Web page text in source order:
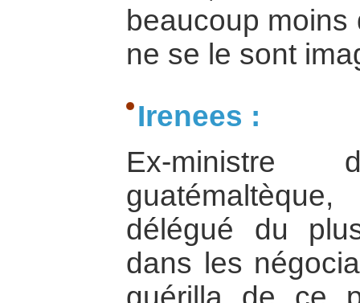
beaucoup
ne se le sont
Irenees :
Ex-
délégué du
dans les